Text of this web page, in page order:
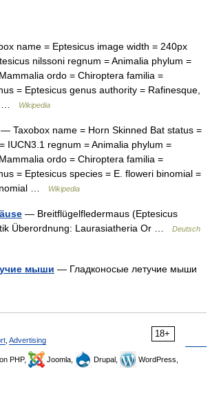
name = Eptesicus image width = 240px
nilssoni regnum = Animalia phylum =
ordo = Chiroptera familia =
= Eptesicus genus authority = Rafinesque,
…
Wikipedia
— Taxobox name = Horn Skinned Bat status =
IUCN3.1 regnum = Animalia phylum =
ordo = Chiroptera familia =
= Eptesicus species = E. floweri binomial =
…
Wikipedia
— Breitflügelfledermaus (Eptesicus
Überordnung: Laurasiatheria Or …
Deutsch
мыши — Гладконосые летучие мыши
18+
Advertising
PHP, Joomla, Drupal,
WordPress,